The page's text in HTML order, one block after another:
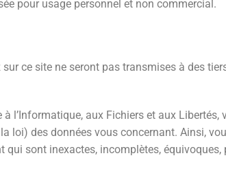
pour usage personnel et non commercial.
ce site ne seront pas transmises à des
l’Informatique, aux Fichiers et aux
loi) des données vous concernant. Ainsi,
sont inexactes, incomplètes,